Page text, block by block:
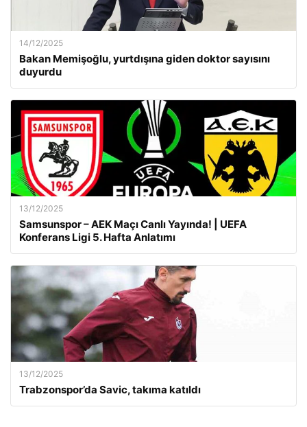
14/12/2025
Bakan Memişoğlu, yurtdışına giden doktor sayısını
duyurdu
13/12/2025
Samsunspor – AEK Maçı Canlı Yayında! | UEFA
Konferans Ligi 5. Hafta Anlatımı
13/12/2025
Trabzonspor’da Savic, takıma katıldı